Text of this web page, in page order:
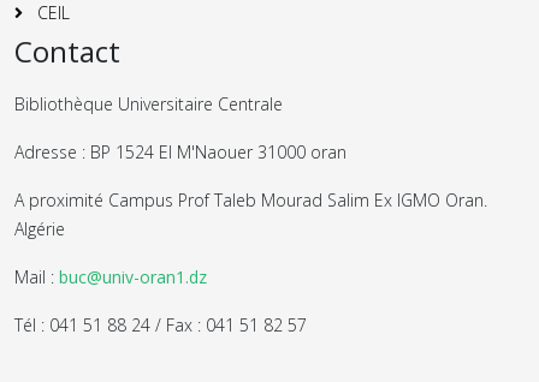
CEIL
Contact
Bibliothèque Universitaire Centrale
Adresse : BP 1524 El M'Naouer 31000 oran
A proximité Campus Prof Taleb Mourad Salim Ex IGMO Oran.
Algérie
Mail : buc@univ-oran1.dz
Tél : 041 51 88 24 / Fax : 041 51 82 57